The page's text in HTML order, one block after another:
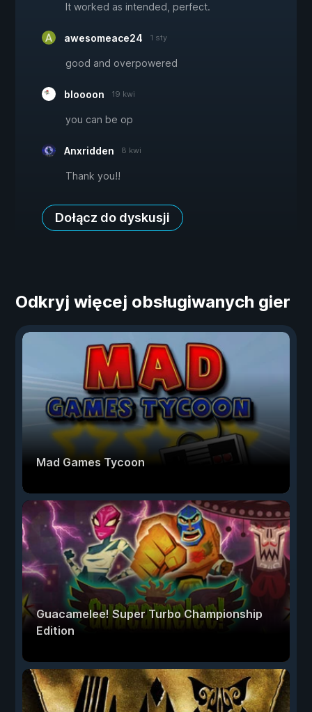
It worked as intended, perfect.
awesomeace24 1 sty
good and overpowered
bloooon 19 kwi
you can be op
Anxridden 8 kwi
Thank you!!
Dołącz do dyskusji
Odkryj więcej obsługiwanych gier
Mad Games Tycoon
Guacamelee! Super Turbo Championship
Edition